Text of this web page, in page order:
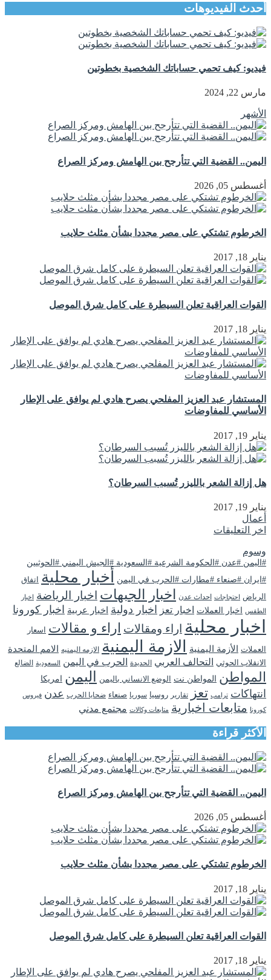
أحدث الفيديوهات
فيديو: كيف تحمي حساباتك الشخصية بخطوتين
مارس 22, 2024
الأشهر
اليمن.. القضية التي تتأرجح بين الهامش ومركز الصراع
أغسطس 05, 2026
الخرطوم تشتكي على مصر مجددا بشأن مثلث حلايب
يناير 18, 2017
القوات العراقية تعلن السيطرة على كامل شرق الموصل
يناير 18, 2017
المستشار عبد العزيز المفلحي يصرح هادي لم يوافق على الإطار
الأساسي للمفاوضات
يناير 19, 2017
هل إزالة الشعر بالليزر تُسبب السرطان؟
يناير 19, 2017
أعمال
اخر التعليقات
وسوم
#اليمن #عدن #الحكومة الشرعية #السعودية #الجيش اليمني #الحوثيين
#ايران #صنعاء #مطارات #الحرب في اليمن
أخبار محلية
اتفاق
الرياض
احتجاجات احداث عدن اخبار الجبهات اخبار الرياضة اخبار
الطقس
اخبار العملات اخبار تعز اخبار دولية اخبار عربية اخبار كورونا
اخبار محلية اراء ومقالات اراء و مقالات اسعار
العملات الأزمة اليمنية الازمة اليمنية الازمه اليمنيه الامم المتحدة
الانقلاب الحوثي التحالف العربي الحديدة الحرب في اليمن السعودية الضالع
المواطن المواطن نت الوضع الانساني باليمن اليمن امريكا
انتهاكات ترامب تعز تقارير روسيا سوريا صنعاء ضحايا الحرب عدن فيروس
كورونا متابعات اخبارية متابعات وكالات مجتمع مدني
الأكثر قراءة
اليمن.. القضية التي تتأرجح بين الهامش ومركز الصراع
أغسطس 05, 2026
الخرطوم تشتكي على مصر مجددا بشأن مثلث حلايب
يناير 18, 2017
القوات العراقية تعلن السيطرة على كامل شرق الموصل
يناير 18, 2017